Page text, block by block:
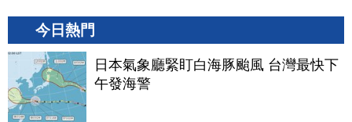
今日熱門
日本氣象廳緊盯白海豚颱風 台灣最快下
午發海警